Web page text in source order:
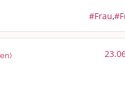
#Frau,